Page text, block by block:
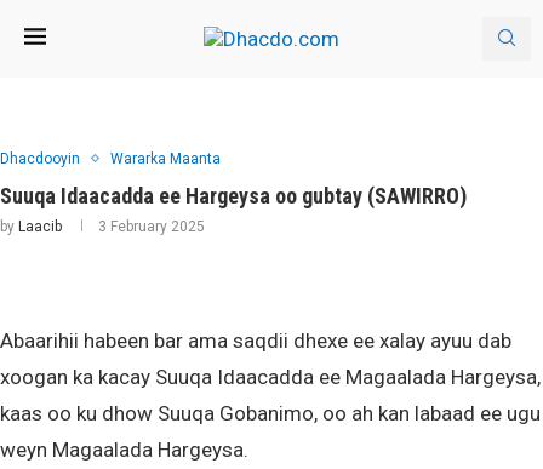
Dhacdooyin Wararka Maanta
Suuqa Idaacadda ee Hargeysa oo gubtay (SAWIRRO)
by Laacib 3 February 2025
Abaarihii habeen bar ama saqdii dhexe ee xalay ayuu dab
xoogan ka kacay Suuqa Idaacadda ee Magaalada Hargeysa,
kaas oo ku dhow Suuqa Gobanimo, oo ah kan labaad ee ugu
weyn Magaalada Hargeysa.